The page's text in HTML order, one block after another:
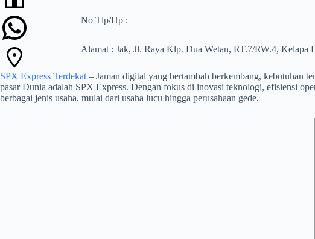
No Tlp/Hp :
Alamat : Jak, Jl. Raya Klp. Dua Wetan, RT.7/RW.4, Kelapa
SPX Express Terdekat – Jaman digital yang bertambah berkembang, kebutuhan
pasar Dunia adalah SPX Express. Dengan fokus di inovasi teknologi, efisiensi
berbagai jenis usaha, mulai dari usaha lucu hingga perusahaan gede.